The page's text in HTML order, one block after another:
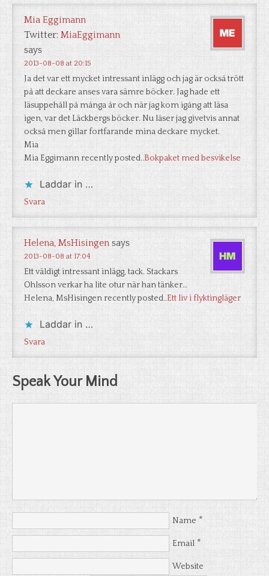
Mia Eggimann
Twitter: MiaEggimann
says
2013-08-08 at 20:15
Ja det var ett mycket intressant inlägg och jag är också trött
på att deckare anses vara sämre böcker. Jag hade ett
läsuppehåll på många år och när jag kom igång att läsa
igen, var det Läckbergs böcker. Nu läser jag givetvis annat
också men gillar fortfarande mina deckare mycket.
Mia
Mia Eggimann recently posted..Bokpaket med besvikelse
Laddar in …
Svara
Helena, MsHisingen says
2013-08-08 at 17:04
Ett väldigt intressant inlägg, tack. Stackars
Ohlsson verkar ha lite otur när han tänker…
Helena, MsHisingen recently posted..Ett liv i flyktingläger
Laddar in …
Svara
Speak Your Mind
Name *
Email *
Website